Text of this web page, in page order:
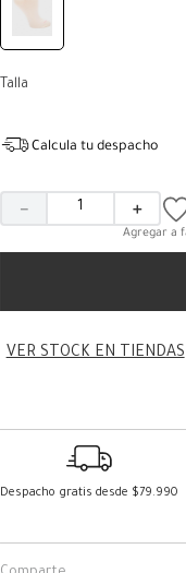
Talla
Calcula tu despacho
＋
－
VER STOCK EN TIENDAS
Despacho gratis desde $79.990